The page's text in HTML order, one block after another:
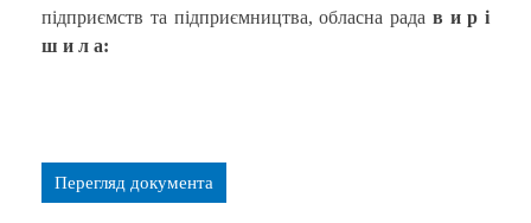
підприємств та підприємництва, обласна рада в и р і
ш и л а:
Перегляд документа